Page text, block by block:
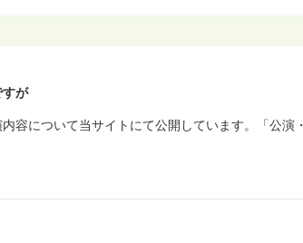
すが
容について当サイトにて公開しています。「公演